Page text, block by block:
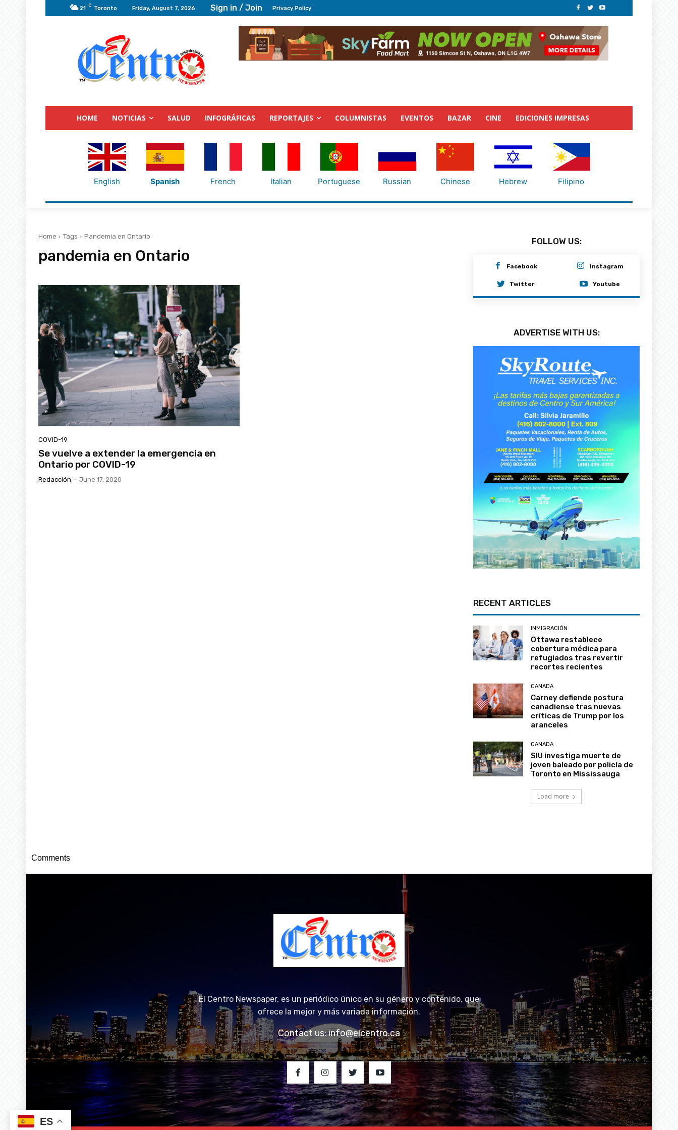
21 C Toronto Friday, August 7, 2026 Sign in / Join Privacy Policy
HOME NOTICIAS SALUD INFOGRÁFICAS REPORTAJES COLUMNISTAS EVENTOS BAZAR CINE EDICIONES IMPRESAS
English Spanish French Italian Portuguese Russian Chinese Hebrew Filipino
Home Tags Pandemia en Ontario
pandemia en Ontario
COVID-19
Se vuelve a extender la emergencia en
Ontario por COVID-19
Redacción - June 17, 2020
FOLLOW US:
Facebook Instagram
Twitter Youtube
ADVERTISE WITH US:
RECENT ARTICLES
INMIGRACIÓN
Ottawa restablece
cobertura médica para
refugiados tras revertir
recortes recientes
CANADA
Carney defiende postura
canadiense tras nuevas
críticas de Trump por los
aranceles
CANADA
SIU investiga muerte de
joven baleado por policía de
Toronto en Mississauga
Load more
Comments
El Centro Newspaper, es un periódico único en su género y contenido, que
ofrece la mejor y más variada información.
Contact us:info@elcentro.ca
ES